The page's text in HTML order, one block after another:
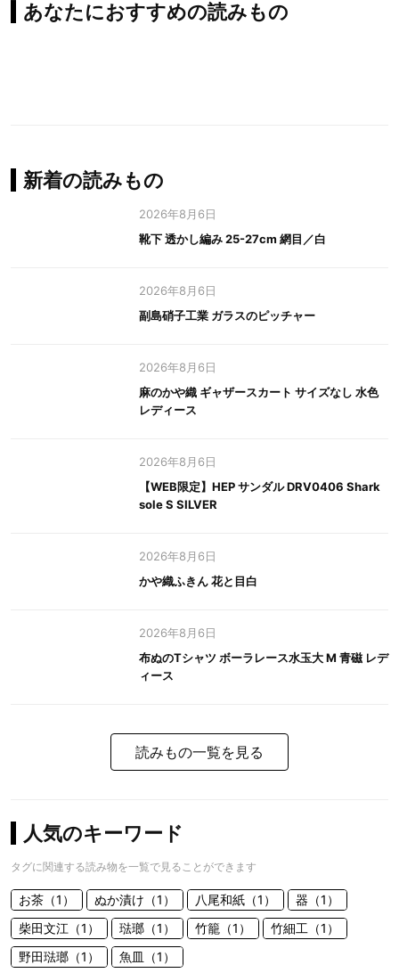
あなたにおすすめの読みもの
新着の読みもの
2026年8月6日
靴下 透かし編み 25-27cm 網目／白
2026年8月6日
副島硝子工業 ガラスのピッチャー
2026年8月6日
麻のかや織 ギャザースカート サイズなし 水色
レディース
2026年8月6日
【WEB限定】HEP サンダル DRV0406 Shark
sole S SILVER
2026年8月6日
かや織ふきん 花と目白
2026年8月6日
布ぬのTシャツ ボーラレース水玉大 M 青磁 レデ
ィース
読みもの一覧を見る
人気のキーワード
タグに関連する読み物を一覧で見ることができます
お茶（1） ぬか漬け（1） 八尾和紙（1）
器（1）
柴田文江（1）
琺瑯（1） 竹籠（1）
竹細工（1）
野田琺瑯（1）
魚皿（1）